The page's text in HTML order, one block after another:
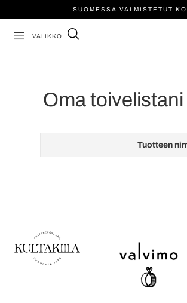
SUOMESSA VALMISTETUT
VALIKKO
Oma toivelistani
Tuotteen